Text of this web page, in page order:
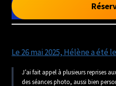
Le 26 mai 2025, Hélène a été
J’ai fait appel à plusieurs reprises
des séances photo, aussi bien